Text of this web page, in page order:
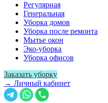
Регулярная
Генеральная
Уборка домов
Уборка после ремонта
Мытье окон
Эко-уборка
Уборка офисов
Заказать уборку
→ Личный кабинет